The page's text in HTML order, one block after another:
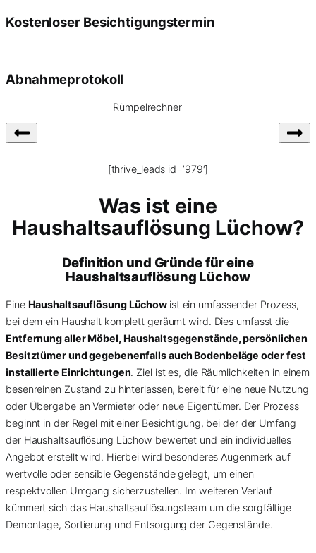
Kostenloser Besichtigungstermin
Abnahmeprotokoll
Rümpelrechner
[thrive_leads id=’979′]
Was ist eine
Haushaltsauflösung Lüchow?
Definition und Gründe für eine
Haushaltsauflösung Lüchow
Eine Haushaltsauflösung Lüchow ist ein umfassender Prozess,
bei dem ein Haushalt komplett geräumt wird. Dies umfasst die
Entfernung aller Möbel, Haushaltsgegenstände, persönlichen
Besitztümer und gegebenenfalls auch Bodenbeläge oder fest
installierte Einrichtungen. Ziel ist es, die Räumlichkeiten in einem
besenreinen Zustand zu hinterlassen, bereit für eine neue Nutzung
oder Übergabe an Vermieter oder neue Eigentümer. Der Prozess
beginnt in der Regel mit einer Besichtigung, bei der der Umfang
der Haushaltsauflösung Lüchow bewertet und ein individuelles
Angebot erstellt wird. Hierbei wird besonderes Augenmerk auf
wertvolle oder sensible Gegenstände gelegt, um einen
respektvollen Umgang sicherzustellen. Im weiteren Verlauf
kümmert sich das Haushaltsauflösungsteam um die sorgfältige
Demontage, Sortierung und Entsorgung der Gegenstände.